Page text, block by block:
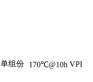
单组份 170℃@10h VPI